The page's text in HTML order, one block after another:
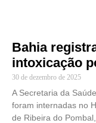
Bahia
intoxicação
30 de dezembro de 2025
A Secretaria da
foram internadas no
de Ribeira do Pombal,